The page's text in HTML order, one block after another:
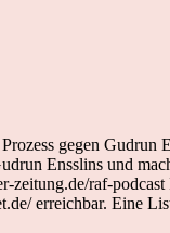
gegen
Ensslins und
raf-
erreichbar. Eine